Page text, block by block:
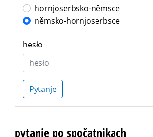
hornjoserbsko-němsce
němsko-hornjoserbsce
hesło
Pytanje
pytanje po spočatnikach